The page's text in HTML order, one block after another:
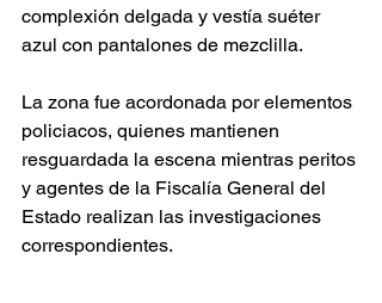
complexión delgada y vestía suéter
azul con pantalones de mezclilla.
La zona fue acordonada por elementos
policiacos, quienes mantienen
resguardada la escena mientras peritos
y agentes de la Fiscalía General del
Estado realizan las investigaciones
correspondientes.